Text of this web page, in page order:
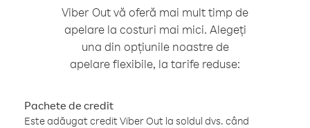
Viber Out vă oferă mai mult timp de
apelare la costuri mai mici. Alegeți
una din opțiunile noastre de
apelare flexibile, la tarife reduse:
Pachete de credit
Este adăugat credit Viber Out la soldul dvs. când